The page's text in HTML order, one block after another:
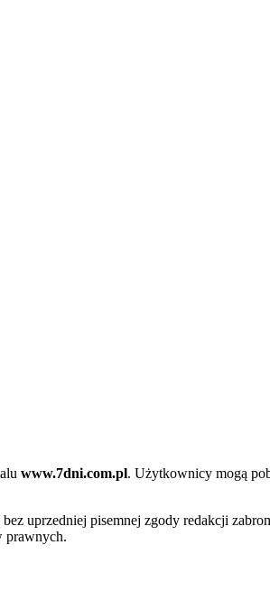
www.7dni.com.pl. Użytkownicy mogą
bez uprzedniej pisemnej zgody redakcji
prawnych.